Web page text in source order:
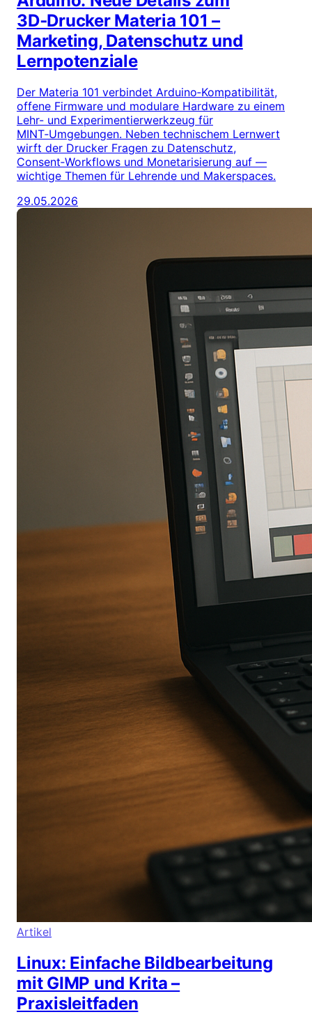
3D‑Drucker Materia 101 –
Marketing, Datenschutz und
Lernpotenziale
Der Materia 101 verbindet Arduino‑Kompatibilität,
offene Firmware und modulare Hardware zu einem
Lehr- und Experimentierwerkzeug für
MINT‑Umgebungen. Neben technischem Lernwert
wirft der Drucker Fragen zu Datenschutz,
Consent‑Workflows und Monetarisierung auf —
wichtige Themen für Lehrende und Makerspaces.
29.05.2026
Artikel
Linux: Einfache Bildbearbeitung
mit GIMP und Krita –
Praxisleitfaden